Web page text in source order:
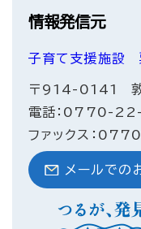
情報発信元
子育て支援施設
〒914-0141
電話：0770-
ファックス：
メールでの